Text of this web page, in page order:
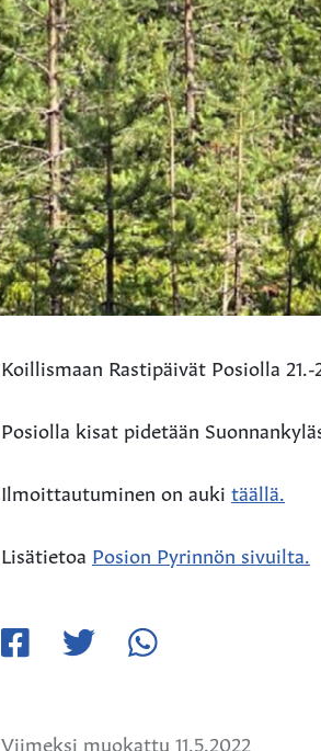
Koillismaan Rastipäivät Posiolla
Posiolla kisat pidetään
Ilmoittautuminen on auki täällä.
Lisätietoa Posion Pyrinnön sivuilta.
Viimeksi muokattu 11.5.2022